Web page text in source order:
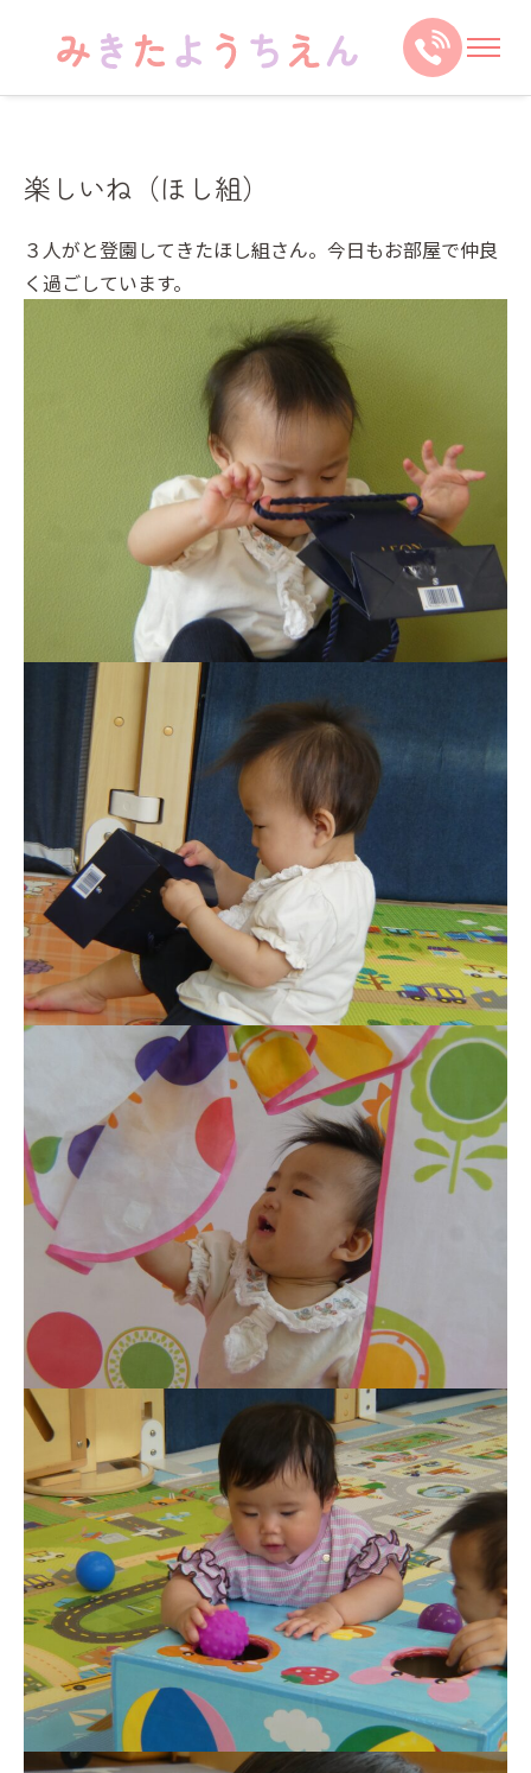
楽しいね（ほし組）
３人がと登園してきたほし組さん。今日もお部屋で仲良
く過ごしています。